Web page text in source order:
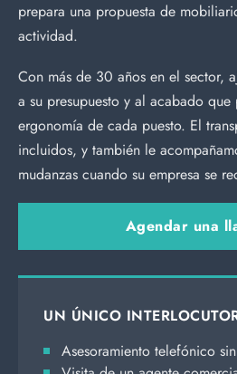
prepara una propuesta de
actividad.
Con más de 30 años en el sector,
a su presupuesto y al acabado
ergonomía de cada puesto. El
incluidos, y también le
mudanzas cuando su empresa se
Agendar una
UN ÚNICO
Asesoramiento telefónico